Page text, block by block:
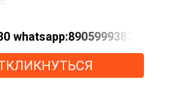
whatsapp:89059993830